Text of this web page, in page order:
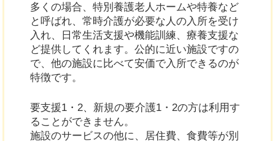
多くの場合、特別養護老人ホームや特養など
と呼ばれ、常時介護が必要な人の入所を受け
入れ、日常生活支援や機能訓練、療養支援な
ど提供してくれます。公的に近い施設ですの
で、他の施設に比べて安価で入所できるのが
特徴です。
要支援1・2、新規の要介護1・2の方は利用す
ることができません。
施設のサービスの他に、居住費、食費等が別